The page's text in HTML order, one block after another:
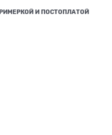
И ПОСТОПЛАТОЙ